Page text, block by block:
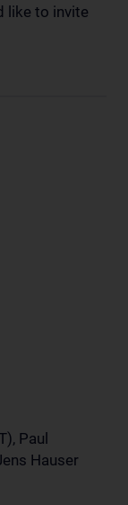
like to invite
Paul
Hauser